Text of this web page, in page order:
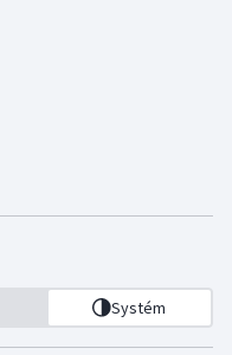
Systém